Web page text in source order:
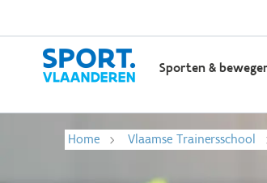
Sporten &
Home Vlaamse Trainersschool